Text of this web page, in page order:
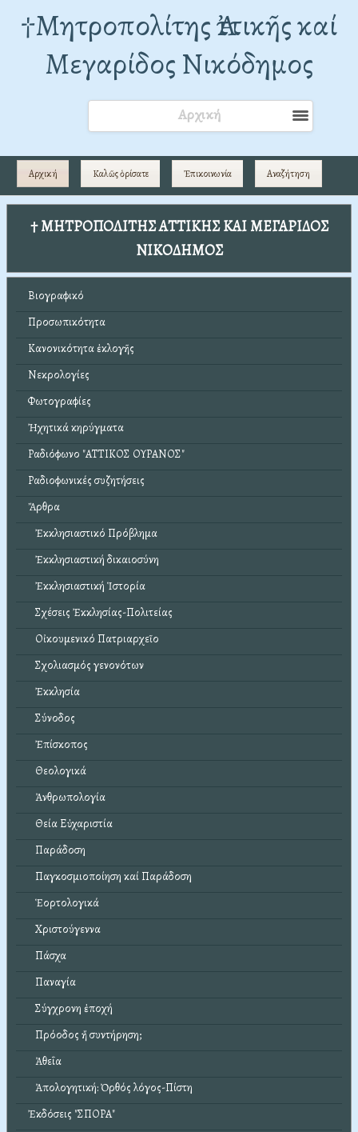
†Mητροπολίτης Ἀττικῆς καί
Μεγαρίδος Νικόδημος
Αρχική
Αρχική Καλῶς ὁρίσατε Ἐπικοινωνία Αναζήτηση
† ΜΗΤΡΟΠΟΛΙΤΗΣ ΑΤΤΙΚΗΣ ΚΑΙ ΜΕΓΑΡΙΔΟΣ
ΝΙΚΟΔΗΜΟΣ
Βιογραφικό
Προσωπικότητα
Κανονικότητα ἐκλογῆς
Νεκρολογίες
Φωτογραφίες
Ἠχητικά κηρύγματα
Ραδιόφωνο "ΑΤΤΙΚΟΣ ΟΥΡΑΝΟΣ"
Ραδιοφωνικές συζητήσεις
Ἄρθρα
Ἐκκλησιαστικό Πρόβλημα
Ἐκκλησιαστική δικαιοσύνη
Ἐκκλησιαστική Ἱστορία
Σχέσεις Ἐκκλησίας-Πολιτείας
Οἰκουμενικό Πατριαρχεῖο
Σχολιασμός γενονότων
Ἐκκλησία
Σύνοδος
Ἐπίσκοπος
Θεολογικά
Ἀνθρωπολογία
Θεία Εὐχαριστία
Παράδοση
Παγκοσμιοποίηση καί Παράδοση
Ἑορτολογικά
Χριστούγεννα
Πάσχα
Παναγία
Σύγχρονη ἐποχή
Πρόοδος ἤ συντήρηση;
Ἀθεΐα
Ἀπολογητική: Ὀρθός λόγος-Πίστη
Ἐκδόσεις "ΣΠΟΡΑ"